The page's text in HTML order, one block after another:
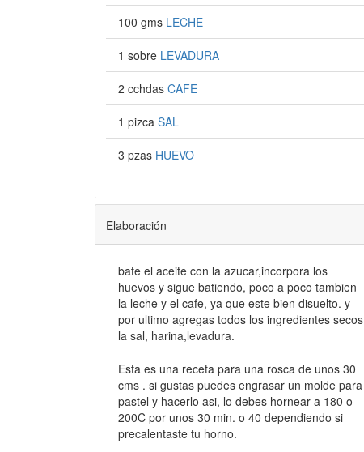
100 gms LECHE
1 sobre LEVADURA
2 cchdas CAFE
1 pizca SAL
3 pzas HUEVO
Elaboración
bate el aceite con la azucar,incorpora los
huevos y sigue batiendo, poco a poco tambien
la leche y el cafe, ya que este bien disuelto. y
por ultimo agregas todos los ingredientes secos
la sal, harina,levadura.
Esta es una receta para una rosca de unos 30
cms . si gustas puedes engrasar un molde para
pastel y hacerlo asi, lo debes hornear a 180 o
200C por unos 30 min. o 40 dependiendo si
precalentaste tu horno.